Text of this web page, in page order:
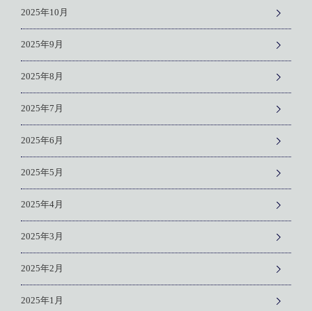
2025年10月
2025年9月
2025年8月
2025年7月
2025年6月
2025年5月
2025年4月
2025年3月
2025年2月
2025年1月